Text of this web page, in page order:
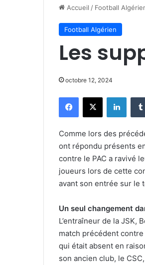
Accueil / Football
Football Algérien
Les
octobre 12, 2024
Facebook
X
Comme lors des
ont répondu présents
contre le PAC a ravivé
joueurs lors de cette
avant son entrée sur le
Un seul changement
L’entraîneur de la JSK,
match précédent
qui était absent en
son ancien club, le